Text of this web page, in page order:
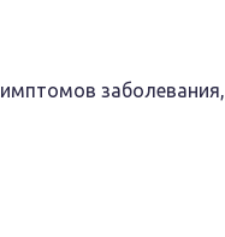
заболевания,